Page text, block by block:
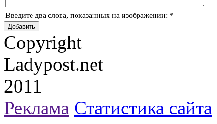
Введите два слова, показанных на изображении: *
Copyright
Ladypost.net
2011
Реклама Статистика сайта